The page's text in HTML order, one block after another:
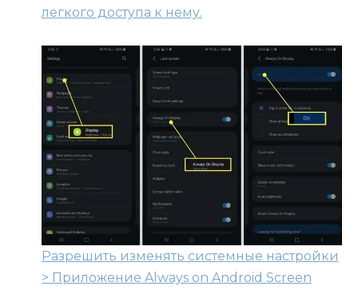
легкого доступа к нему.
Разрешить изменять системные настройки
> Приложение Always on Android Screen